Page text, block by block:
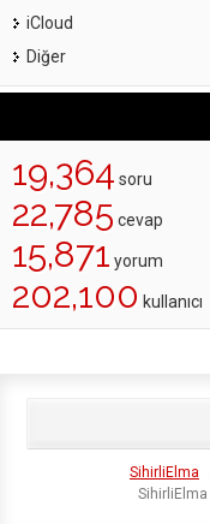
iCloud
Diğer
19,364 soru
22,785 cevap
15,871 yorum
202,100 kullanıcı
SihirliElma
SihirliElma